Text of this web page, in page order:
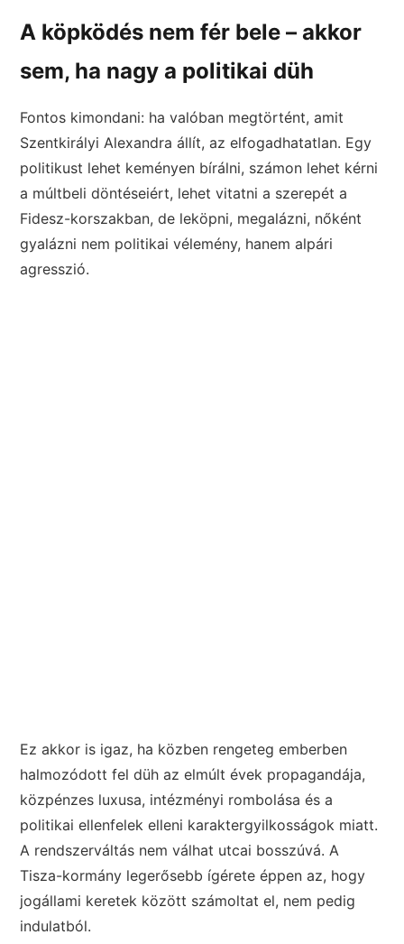
A köpködés nem fér bele – akkor
sem, ha nagy a politikai düh
Fontos kimondani: ha valóban megtörtént, amit
Szentkirályi Alexandra állít, az elfogadhatatlan. Egy
politikust lehet keményen bírálni, számon lehet kérni
a múltbeli döntéseiért, lehet vitatni a szerepét a
Fidesz-korszakban, de leköpni, megalázni, nőként
gyalázni nem politikai vélemény, hanem alpári
agresszió.
Ez akkor is igaz, ha közben rengeteg emberben
halmozódott fel düh az elmúlt évek propagandája,
közpénzes luxusa, intézményi rombolása és a
politikai ellenfelek elleni karaktergyilkosságok miatt.
A rendszerváltás nem válhat utcai bosszúvá. A
Tisza-kormány legerősebb ígérete éppen az, hogy
jogállami keretek között számoltat el, nem pedig
indulatból.